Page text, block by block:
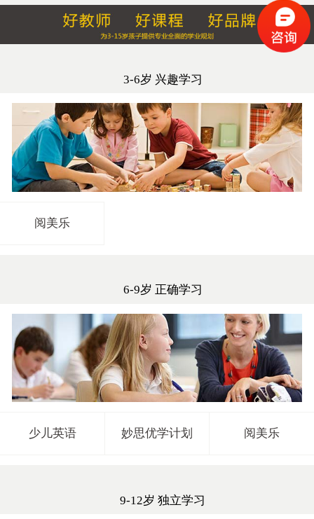
3-6岁 兴趣学习
阅美乐
6-9岁 正确学习
少儿英语 妙思优学计划 阅美乐
9-12岁 独立学习